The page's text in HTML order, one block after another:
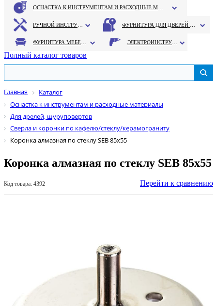
Полный каталог товаров
Главная
Каталог
Оснастка к инструментам и расходные материалы
Для дрелей, шуруповертов
Сверла и коронки по кафелю/стеклу/керамограниту
Коронка алмазная по стеклу SEB 85х55
Коронка алмазная по стеклу SEB 85х55
Код товара: 4392 Перейти к сравнению